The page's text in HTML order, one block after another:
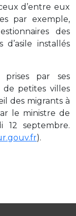
d’entre eux
par exemple,
des
installés
prises par ses
petites villes
des migrants à
le ministre de
12 septembre.
).